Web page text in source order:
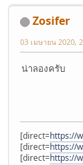
Zosifer
03 เมษายน 2020,
น่าลองครับ
[direct=https://
[direct=https://
[direct=https://